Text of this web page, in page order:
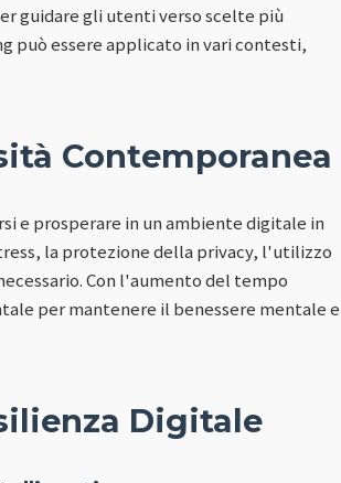
guidare gli utenti verso scelte più
può essere applicato in vari contesti,
Contemporanea
e prosperare in un ambiente digitale in
la protezione della privacy, l'utilizzo
Con l'aumento del tempo
per mantenere il benessere mentale e
Digitale